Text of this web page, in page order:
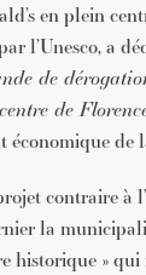
en plein
l’Unesco, a
de
de
de
contraire
la
historique »